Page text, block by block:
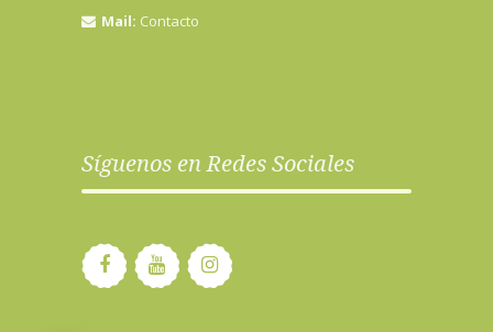
Mail: Contacto
Síguenos en Redes Sociales